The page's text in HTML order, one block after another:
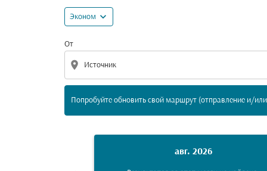
Эконом expand_more
От
location_on
Попробуйте обновить свой маршрут (отправление и/
авг. 2026